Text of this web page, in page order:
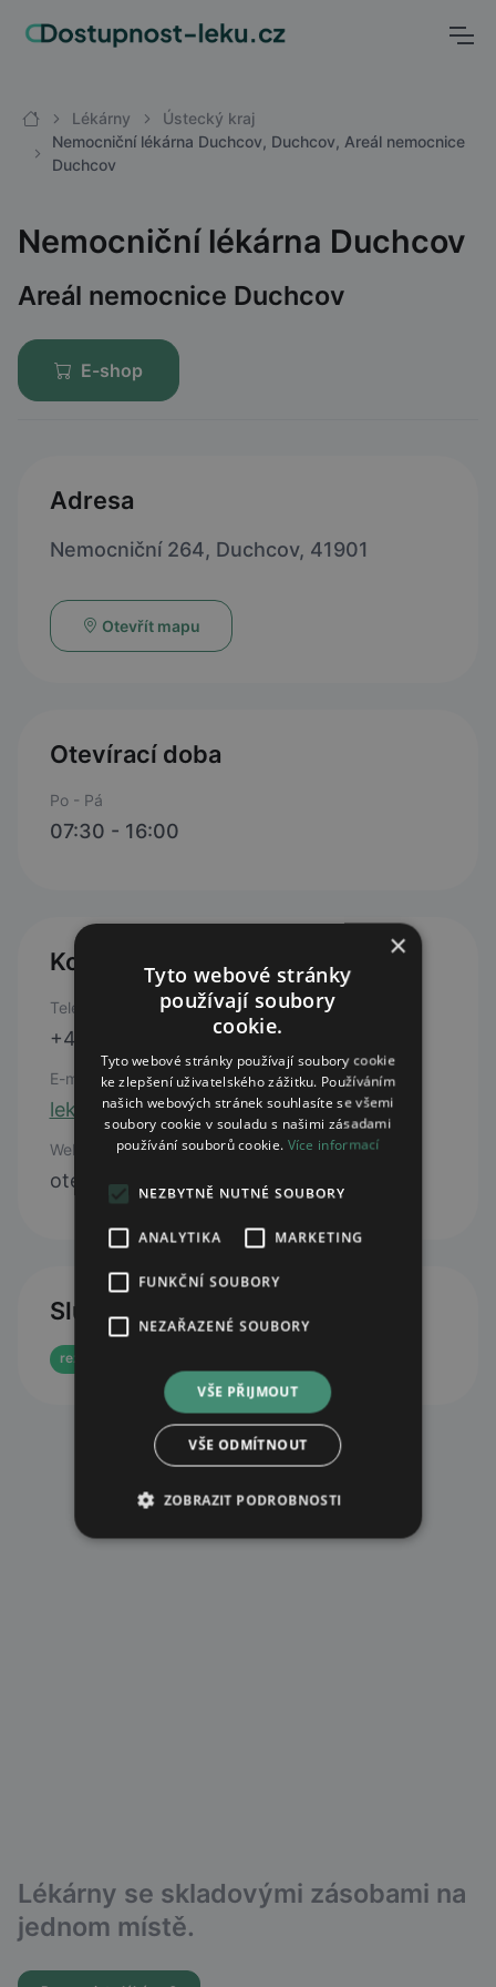
Lékárny
Ústecký kraj
Nemocniční lékárna Duchcov, Duchcov, Areál nemocnice
Duchcov
Nemocniční lékárna Duchcov
Areál nemocnice Duchcov
E-shop
Adresa
Nemocniční 264, Duchcov, 41901
Otevřít mapu
Otevírací doba
Po - Pá
07:30 - 16:00
Kontakty
Telefon
+420 733 786 672
E-mail
lekarna@nedu.cz
Web
otevřít web
Služby
rezervace eReceptu
Lékárny se skladovými zásobami na
jednom místě.
×
Tyto webové stránky
používají soubory
cookie.
Tyto webové stránky používají soubory cookie
ke zlepšení uživatelského zážitku. Používáním
našich webových stránek souhlasíte se všemi
soubory cookie v souladu s našimi zásadami
používání souborů cookie. Více informací
NEZBYTNĚ NUTNÉ SOUBORY
ANALYTIKA MARKETING
FUNKČNÍ SOUBORY
NEZAŘAZENÉ SOUBORY
VŠE PŘIJMOUT
VŠE ODMÍTNOUT
ZOBRAZIT PODROBNOSTI